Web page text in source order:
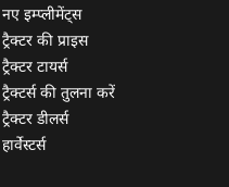
नए इम्प्लीमेंट्स
ट्रैक्टर की प्राइस
ट्रैक्टर टायर्स
ट्रैक्टर्स की तुलना करें
ट्रैक्टर डीलर्स
हार्वेस्टर्स